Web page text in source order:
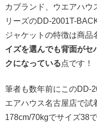
カブランド、ウエアハウ
リーズのDD-2001T-
ジャケットの特徴は商品
イズを選んでも背面がセ
クになっている点です！
筆者も数年前にこのDD-
エアハウス名古屋店で試
178cm/70kgでサイズ38